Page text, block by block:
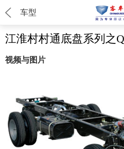
车型
江淮村村通底盘系列之
视频与图片